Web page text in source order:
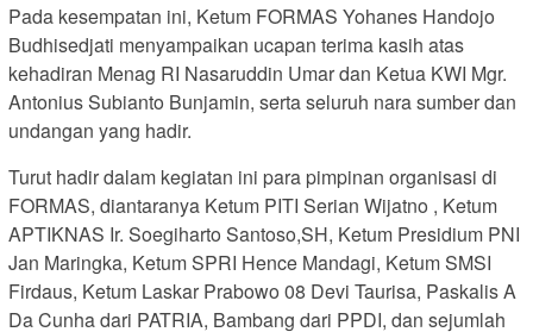
Pada kesempatan ini, Ketum FORMAS Yohanes Handojo
Budhisedjati menyampaikan ucapan terima kasih atas
kehadiran Menag RI Nasaruddin Umar dan Ketua KWI Mgr.
Antonius Subianto Bunjamin, serta seluruh nara sumber dan
undangan yang hadir.
Turut hadir dalam kegiatan ini para pimpinan organisasi di
FORMAS, diantaranya Ketum PITI Serian Wijatno , Ketum
APTIKNAS Ir. Soegiharto Santoso,SH, Ketum Presidium PNI
Jan Maringka, Ketum SPRI Hence Mandagi, Ketum SMSI
Firdaus, Ketum Laskar Prabowo 08 Devi Taurisa, Paskalis A
Da Cunha dari PATRIA, Bambang dari PPDI, dan sejumlah